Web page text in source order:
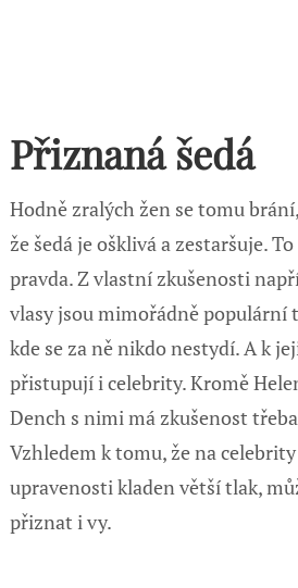
Přiznaná šedá
Hodně zralých žen se tomu
že šedá je ošklivá a zestaršuje.
pravda. Z vlastní zkušenosti
vlasy jsou mimořádně populární
kde se za ně nikdo nestydí. A k
přistupují i celebrity. Kromě
Dench s nimi má zkušenost
Vzhledem k tomu, že na
upravenosti kladen větší tlak,
přiznat i vy.